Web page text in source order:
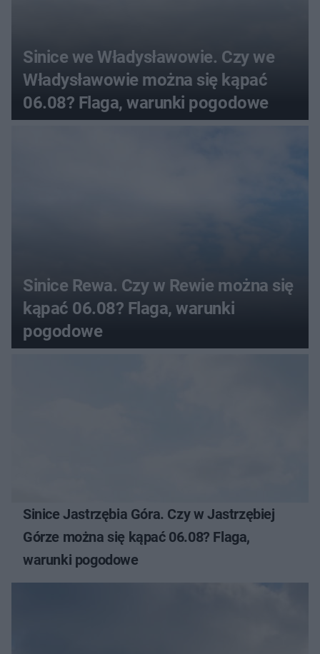
Sinice we Władysławowie. Czy we
Władysławowie można się kąpać
06.08? Flaga, warunki pogodowe
Sinice Rewa. Czy w Rewie można się
kąpać 06.08? Flaga, warunki
pogodowe
Sinice Jastrzębia Góra. Czy w Jastrzębiej
Górze można się kąpać 06.08? Flaga,
warunki pogodowe